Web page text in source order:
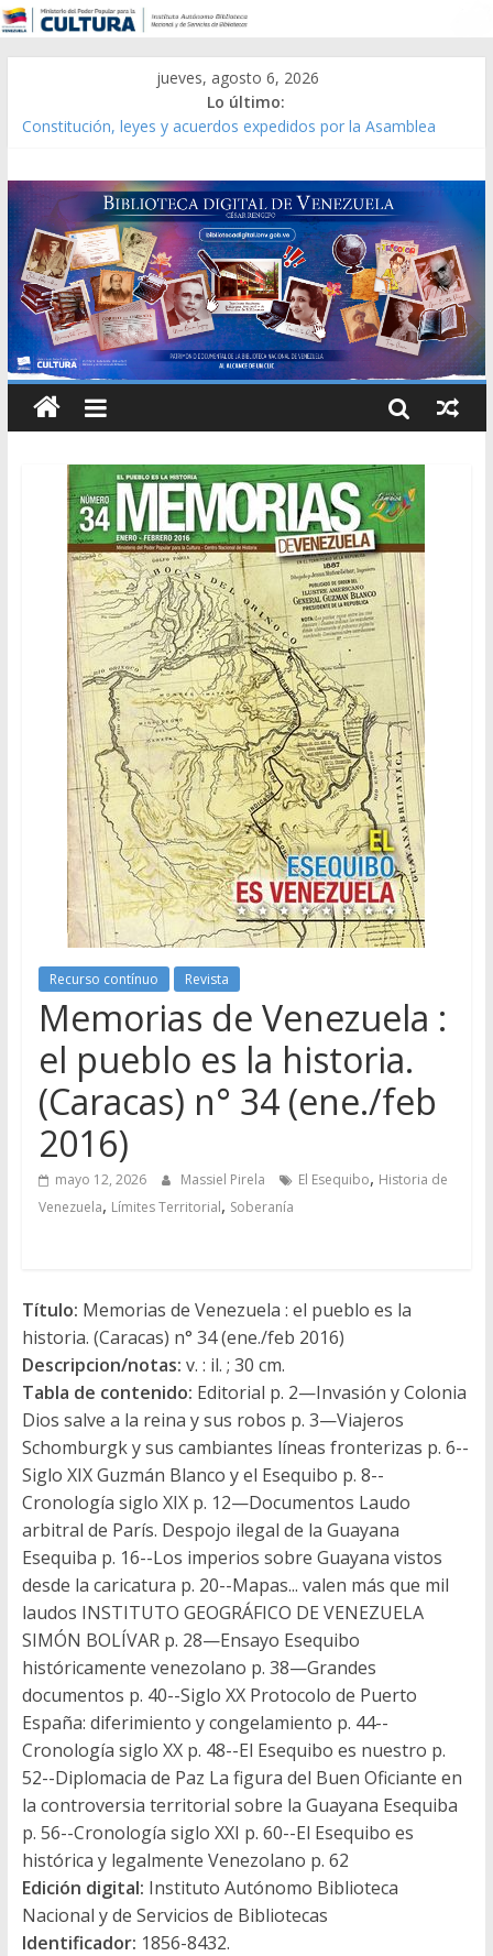
jueves, agosto 6, 2026
Lo último:
Constitución, leyes y acuerdos expedidos por la Asamblea
Modesta Bor Sánchez [material gráfico]
Gaceta Oficial de la República de Venezuela año CXXXIII Mes V,
Caracas 09 de marzo de 2006 N° 38.394
Catálogo temático de obras de Modesta Bor
Recurso contínuo Revista
Memorias de Venezuela :
el pueblo es la historia.
(Caracas) n° 34 (ene./feb
2016)
mayo 12, 2026 Massiel Pirela El Esequibo, Historia de
Venezuela, Límites Territorial, Soberanía
Título: Memorias de Venezuela : el pueblo es la
historia. (Caracas) n° 34 (ene./feb 2016)
Descripcion/notas: v. : il. ; 30 cm.
Tabla de contenido: Editorial p. 2—Invasión y Colonia
Dios salve a la reina y sus robos p. 3—Viajeros
Schomburgk y sus cambiantes líneas fronterizas p. 6--
Siglo XIX Guzmán Blanco y el Esequibo p. 8--
Cronología siglo XIX p. 12—Documentos Laudo
arbitral de París. Despojo ilegal de la Guayana
Esequiba p. 16--Los imperios sobre Guayana vistos
desde la caricatura p. 20--Mapas... valen más que mil
laudos INSTITUTO GEOGRÁFICO DE VENEZUELA
SIMÓN BOLÍVAR p. 28—Ensayo Esequibo
históricamente venezolano p. 38—Grandes
documentos p. 40--Siglo XX Protocolo de Puerto
España: diferimiento y congelamiento p. 44--
Cronología siglo XX p. 48--El Esequibo es nuestro p.
52--Diplomacia de Paz La figura del Buen Oficiante en
la controversia territorial sobre la Guayana Esequiba
p. 56--Cronología siglo XXI p. 60--El Esequibo es
histórica y legalmente Venezolano p. 62
Edición digital: Instituto Autónomo Biblioteca
Nacional y de Servicios de Bibliotecas
Identificador: 1856-8432.